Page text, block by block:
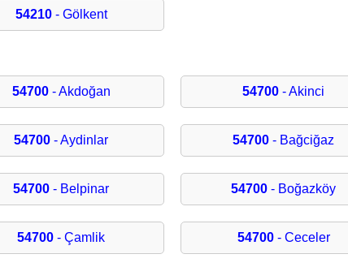
54210- Gölkent
54700- Akdoğan 54700 - Akinci
54700 - Aydinlar 54700 - Bağciğaz
54700 - Belpinar 54700 - Boğazköy
54700 - Çamlik 54700- Ceceler